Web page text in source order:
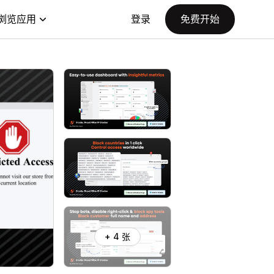
览应用 登录 免费开始
+ 4 张